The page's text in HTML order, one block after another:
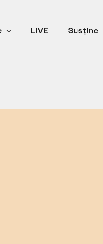
LIVE Susține